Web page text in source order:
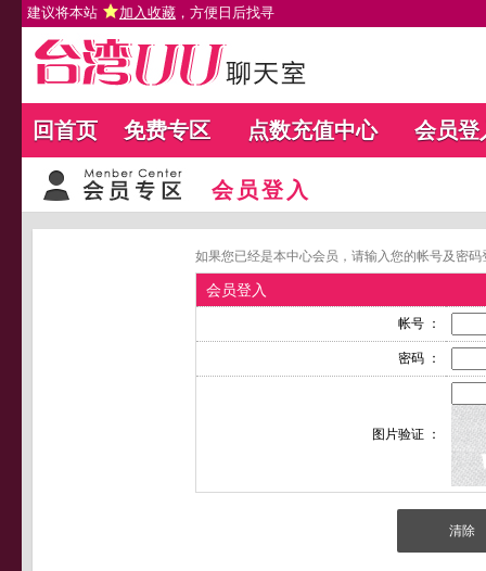
建议将本站 加入收藏 ，方便日后找寻
回首页 免费专区 点数充值中心 会员登
会员登入
如果您已经是本中心会员，请输入您的帐号及密
会员登入
帐号 ：
密码 ：
图片验证 ：